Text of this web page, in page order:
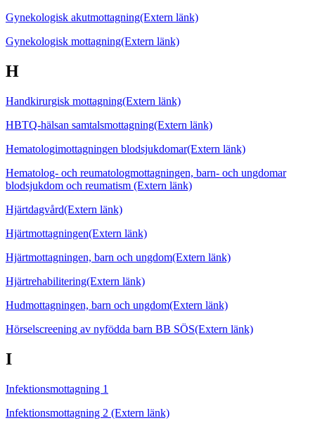
Gynekologisk akutmottagning(Extern länk)
Gynekologisk mottagning(Extern länk)
H
Handkirurgisk mottagning(Extern länk)
HBTQ-hälsan samtalsmottagning(Extern länk)
Hematologimottagningen blodsjukdomar(Extern länk)
Hematolog- och reumatologmottagningen, barn- och ungdomar
blodsjukdom och reumatism (Extern länk)
Hjärtdagvård(Extern länk)
Hjärtmottagningen(Extern länk)
Hjärtmottagningen, barn och ungdom(Extern länk)
Hjärtrehabilitering(Extern länk)
Hudmottagningen, barn och ungdom(Extern länk)
Hörselscreening av nyfödda barn BB SÖS(Extern länk)
I
Infektionsmottagning 1
Infektionsmottagning 2 (Extern länk)